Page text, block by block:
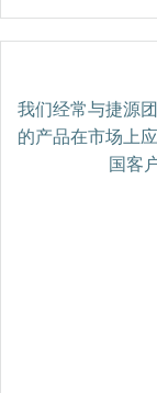
我们经常与捷源
的产品在市场上
国客